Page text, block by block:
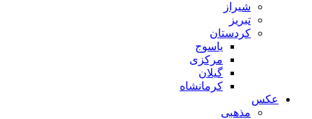
شیراز
تبریز
کردستان
یاسوج
مرکزی
گیلان
کرمانشاه
عکس
مذهبی